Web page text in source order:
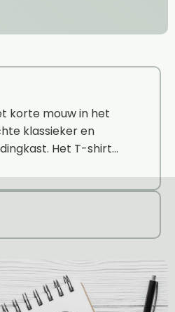
korte mouw in het
klassieker en
Het T-shirt…